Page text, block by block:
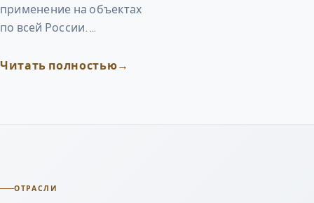
применение на объектах
по всей России.…
Читать полностью
ОТРАСЛИ